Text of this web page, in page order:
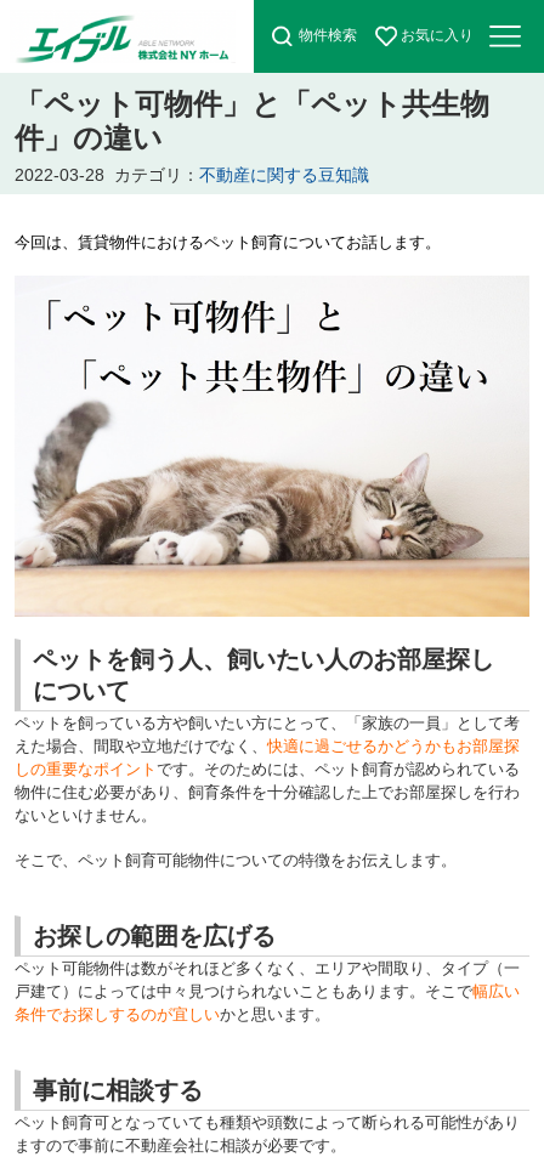
物件検索 お気に入り
「ペット可物件」と「ペット共生物
件」の違い
2022-03-28 カテゴリ： 不動産に関する豆知識
今回は、賃貸物件におけるペット飼育についてお話します。
ペットを飼う人、飼いたい人のお部屋探し
について
ペットを飼っている方や飼いたい方にとって、「家族の一員」として考
えた場合、 間取や立地だけでなく、快適に過ごせるかどうかもお部屋探
しの重要なポイント です。 そのためには、ペット飼育が認められている
物件に住む必要があり、飼育条件を十分確認した上でお部屋探しを行わ
ないといけません。
そこで、ペット飼育可能物件についての特徴をお伝えします。
お探しの範囲を広げる
ペット可能物件は数がそれほど多くなく、エリアや間取り、タイプ（一
戸建て）によっては中々見つけられないこともあります。そこで幅広い
条件でお探しするのが宜しいかと思います。
事前に相談する
ペット飼育可となっていても種類や頭数によって断られる可能性があり
ますので事前に不動産会社に相談が必要です。